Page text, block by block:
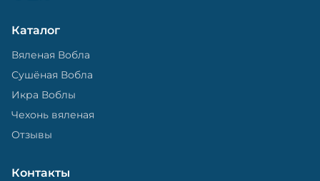
Каталог
Вяленая Вобла
Сушёная Вобла
Икра Воблы
Чехонь вяленая
Отзывы
Контакты